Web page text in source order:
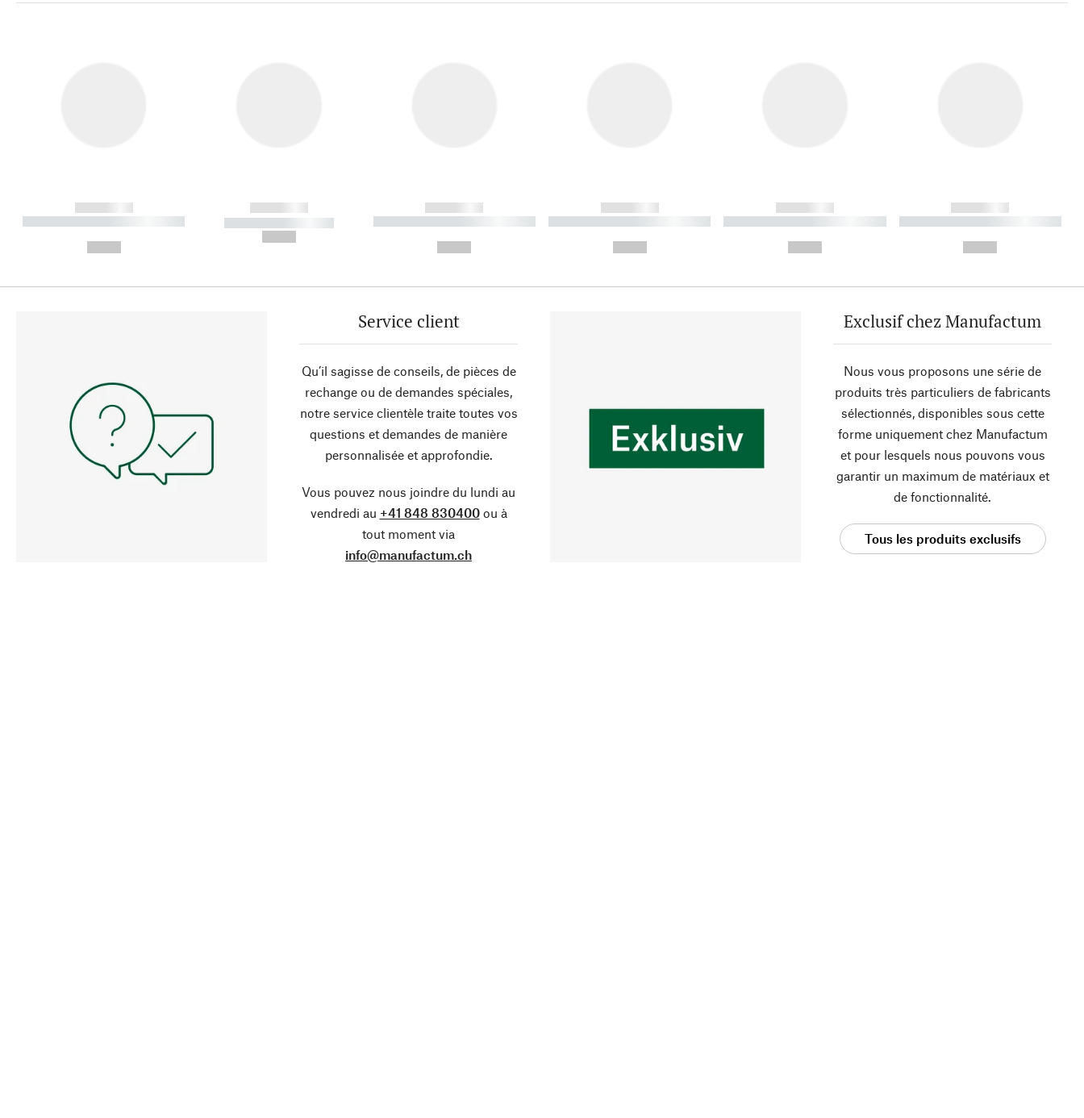
------------
----------- ----------- ----------
------------
----------- -----------
------------
----------- ----------- ----------
------------
----------- ----------- ----------
------------
----------- ----------- ----------
------------
----------- ----------- ----------
Service client
Qu’il sagisse de conseils, de pièces de
rechange ou de demandes spéciales,
notre service clientèle traite toutes vos
questions et demandes de manière
personnalisée et approfondie.
Vous pouvez nous joindre du lundi au
vendredi au +41 848 830400ou à
tout moment via
info@manufactum.ch
Exclusif chez Manufactum
Nous vous proposons une série de
produits très particuliers de fabricants
sélectionnés, disponibles sous cette
forme uniquement chez Manufactum
et pour lesquels nous pouvons vous
garantir un maximum de matériaux et
de fonctionnalité.
Tous les produits exclusifs